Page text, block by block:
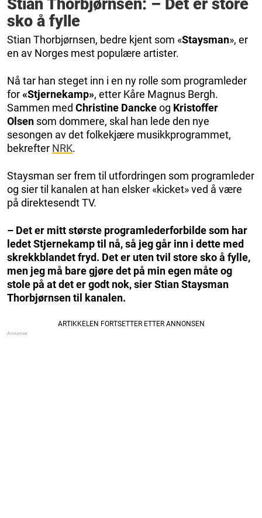
Stian Thorbjørnsen: – Det er store
sko å fylle
Stian Thorbjørnsen, bedre kjent som «Staysman», er
en av Norges mest populære artister.
Nå tar han steget inn i en ny rolle som programleder
for«Stjernekamp», etter Kåre Magnus Bergh.
Sammen med Christine Danckeog Kristoffer
Olsen som dommere, skal han lede den nye
sesongen av det folkekjære musikkprogrammet,
bekrefter NRK.
Staysman ser frem til utfordringen som programleder
og sier til kanalen at han elsker «kicket» ved å være
på direktesendt TV.
– Det er mitt største programlederforbilde som har
ledet Stjernekamp til nå, så jeg går inn i dette med
skrekkblandet fryd. Det er uten tvil store sko å fylle,
men jeg må bare gjøre det på min egen måte og
stole på at det er godt nok, sier Stian Staysman
Thorbjørnsen til kanalen.